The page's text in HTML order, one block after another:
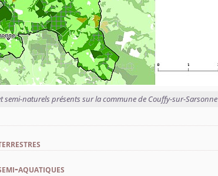
semi-naturels présents sur la commune de Couffy-sur-Sarsonne
aquatiques